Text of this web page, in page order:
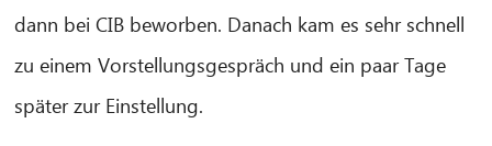
dann bei CIB beworben. Danach kam es sehr schnell
zu einem Vorstellungsgespräch und ein paar Tage
später zur Einstellung.